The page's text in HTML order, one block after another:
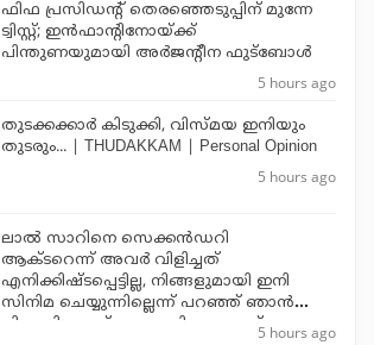
ഫിഫ പ്രസിഡന്റ് തെരഞ്ഞെടുപ്പിന് മുന്നേ
ട്വിസ്റ്റ്; ഇന്‍ഫാന്റിനോയ്ക്ക്
പിന്തുണയുമായി അര്‍ജന്റീന ഫുട്‌ബോള്‍
5 hours ago
തുടക്കക്കാര്‍ കിടുക്കി, വിസ്മയ ഇനിയും
തുടരും... | THUDAKKAM | Personal Opinion
5 hours ago
ലാല്‍ സാറിനെ സെക്കന്‍ഡറി
ആക്ടറെന്ന് അവര്‍ വിളിച്ചത്
എനിക്കിഷ്ടപ്പെട്ടില്ല, നിങ്ങളുമായി ഇനി
സിനിമ ചെയ്യുന്നില്ലെന്ന് പറഞ്ഞ് ഞാന്‍
പിന്മാറി: ജൂഡ് ആന്തണി ജോസഫ്5 hours ago